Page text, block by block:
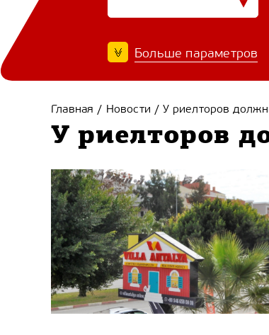
Больше параметров
Главная / Новости / У риелторов
У риелторов